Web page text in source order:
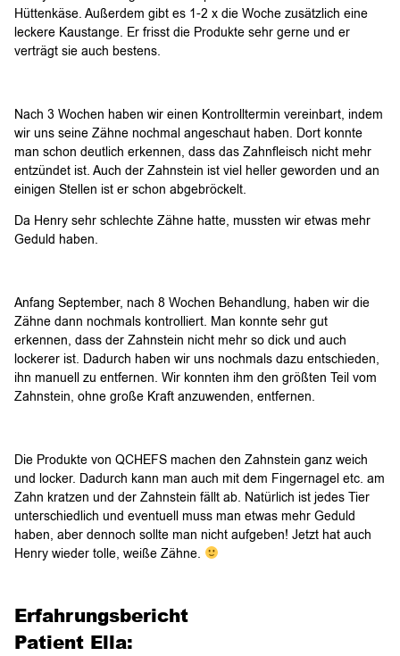
Hüttenkäse. Außerdem gibt es 1-2 x die Woche zusätzlich eine
leckere Kaustange. Er frisst die Produkte sehr gerne und er
verträgt sie auch bestens.
Nach 3 Wochen haben wir einen Kontrolltermin vereinbart, indem
wir uns seine Zähne nochmal angeschaut haben. Dort konnte
man schon deutlich erkennen, dass das Zahnfleisch nicht mehr
entzündet ist. Auch der Zahnstein ist viel heller geworden und an
einigen Stellen ist er schon abgebröckelt.
Da Henry sehr schlechte Zähne hatte, mussten wir etwas mehr
Geduld haben.
Anfang September, nach 8 Wochen Behandlung, haben wir die
Zähne dann nochmals kontrolliert. Man konnte sehr gut
erkennen, dass der Zahnstein nicht mehr so dick und auch
lockerer ist. Dadurch haben wir uns nochmals dazu entschieden,
ihn manuell zu entfernen. Wir konnten ihm den größten Teil vom
Zahnstein, ohne große Kraft anzuwenden, entfernen.
Die Produkte von QCHEFS machen den Zahnstein ganz weich
und locker. Dadurch kann man auch mit dem Fingernagel etc. am
Zahn kratzen und der Zahnstein fällt ab. Natürlich ist jedes Tier
unterschiedlich und eventuell muss man etwas mehr Geduld
haben, aber dennoch sollte man nicht aufgeben! Jetzt hat auch
Henry wieder tolle, weiße Zähne.
Erfahrungsbericht
Patient Ella: